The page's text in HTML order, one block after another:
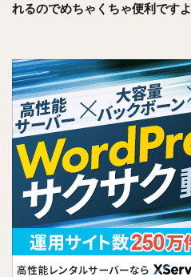
れるのでめちゃくちゃ便利ですよ